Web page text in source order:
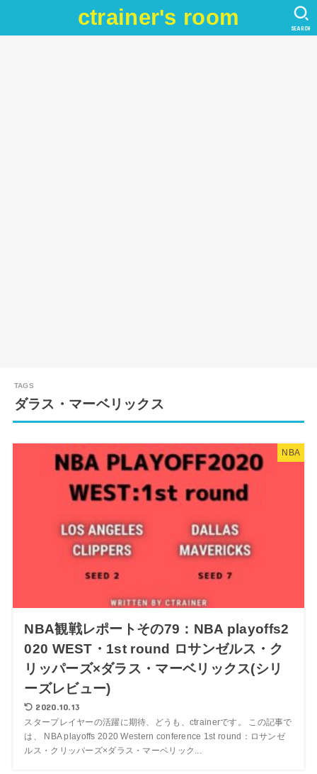
ctrainer's room SEARCH
ダラス・マーベリックス
NBA
NBA観戦レポートその79：NBA playoffs2
020 WEST・1st round ロサンゼルス・ク
リッパーズ×ダラス・マーベリックス(シリ
ーズレビュー)
2020.10.13
スタープレイヤーの活躍に期待、どうも、ctrainerです。 この記事で
は、 NBA playoffs 2020 Western conference 1st round：ロサンゼ
ルス・クリッパーズ×ダラス・マーベリック...